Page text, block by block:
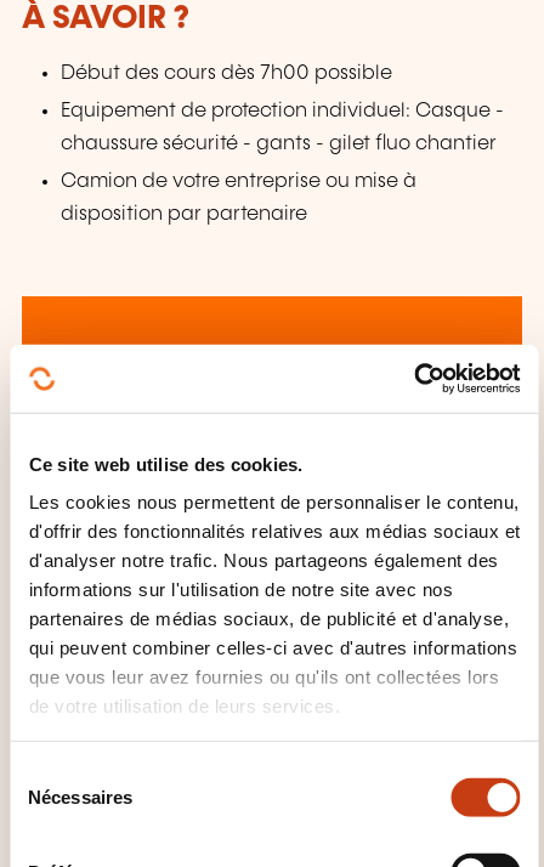
Ce site web utilise des cookies.
Les cookies nous permettent de personnaliser le contenu,
d'offrir des fonctionnalités relatives aux médias sociaux et
d'analyser notre trafic. Nous partageons également des
informations sur l'utilisation de notre site avec nos
partenaires de médias sociaux, de publicité et d'analyse,
qui peuvent combiner celles-ci avec d'autres informations
que vous leur avez fournies ou qu'ils ont collectées lors
de votre utilisation de leurs services.
Nécessaires
À SAVOIR ?
Début des cours dès 7h00 possible
Equipement de protection individuel: Casque -
chaussure sécurité - gants - gilet fluo chantier
Camion de votre entreprise ou mise à
disposition par partenaire
Comment contacter
l’organisme de formation
?
Jean-Marie Hissung
jmhissung@gmail.com
+352 691 312 458
En savoir plus sur l’organisme de
formation: AFI LUXEMBOURG